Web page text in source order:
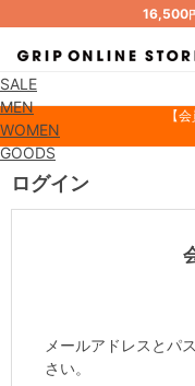
16,500
SALE
MEN
WOMEN
GOODS
【
ログイン
メールアドレスとパ
さい。